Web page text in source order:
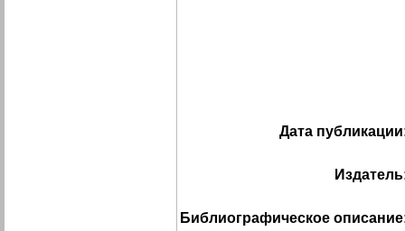
Дата
Библиографическое